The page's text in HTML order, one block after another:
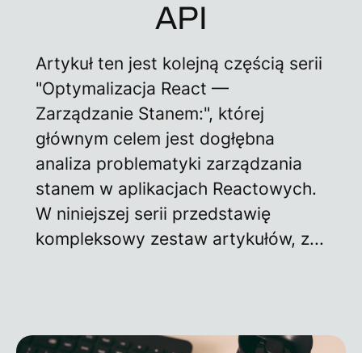
API
Artykuł ten jest kolejną częścią serii
"Optymalizacja React —
Zarządzanie Stanem:", której
głównym celem jest dogłębna
analiza problematyki zarządzania
stanem w aplikacjach Reactowych.
W niniejszej serii przedstawię
kompleksowy zestaw artykułów, z...